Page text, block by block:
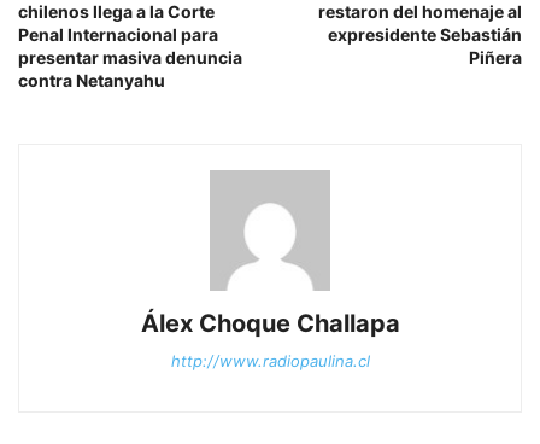
chilenos llega a la Corte
Penal Internacional para
presentar masiva denuncia
contra Netanyahu
restaron del homenaje al
expresidente Sebastián
Piñera
Álex Choque Challapa
http://www.radiopaulina.cl